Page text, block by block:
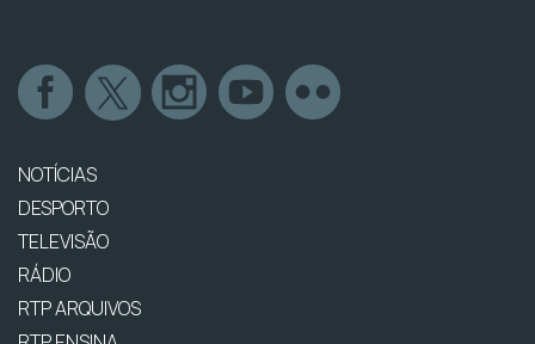
NOTÍCIAS
DESPORTO
TELEVISÃO
RÁDIO
RTP ARQUIVOS